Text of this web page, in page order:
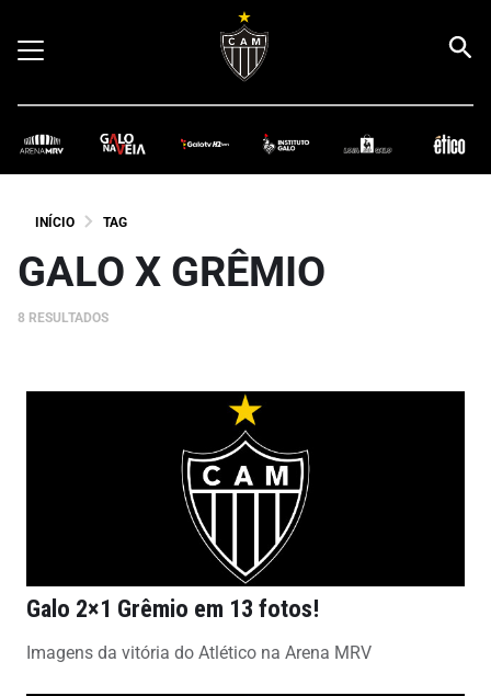
INÍCIO TAG
GALO X GRÊMIO
8 RESULTADOS
Galo 2×1 Grêmio em 13 fotos!
Imagens da vitória do Atlético na Arena MRV